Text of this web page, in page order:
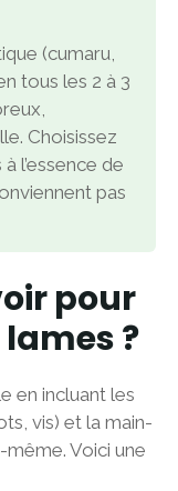
(cumaru,
tous les 2 à 3
Choisissez
l’essence de
pas
pour
?
en incluant les
vis) et la main-
Voici une